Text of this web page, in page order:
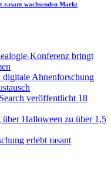
rasant wachsenden Markt
Konferenz bringt
Ahnenforschung
veröffentlicht 18
Halloween zu über 1,5
erlebt rasant